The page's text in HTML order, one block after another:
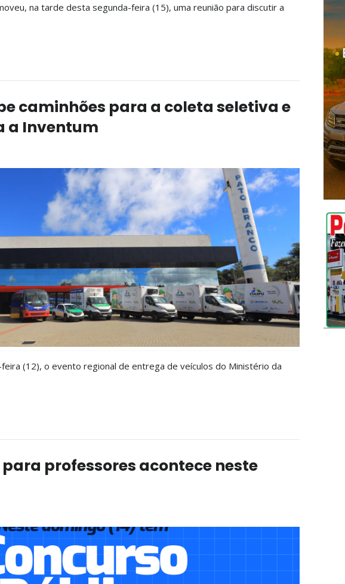
na tarde desta segunda-feira (15), uma reunião para discutir a
caminhões para a coleta seletiva e
a Inventum
(12), o evento regional de entrega de veículos do Ministério da
professores acontece neste